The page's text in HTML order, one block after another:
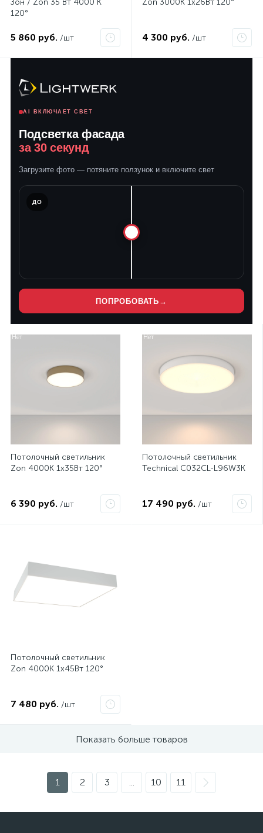
Зон / Zon 35 Вт 4000 К
120°
5 860 руб. /шт
Zon 3000K 1x26Вт 120°
4 300 руб. /шт
AI ВКЛЮЧАЕТ СВЕТ
Подсветка фасада
за 30 секунд
Загрузите фото — потяните ползунок и включите свет
ДО
ПОПРОБОВАТЬ →
Нет
Потолочный светильник
Zon 4000K 1x35Вт 120°
6 390 руб. /шт
Нет
Потолочный светильник
Technical C032CL-L96W3K
17 490 руб. /шт
Потолочный светильник
Zon 4000K 1x45Вт 120°
7 480 руб. /шт
Показать больше товаров
1 2 3 ... 10 11